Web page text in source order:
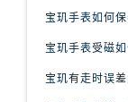
宝玑手表如何
宝玑手表受磁